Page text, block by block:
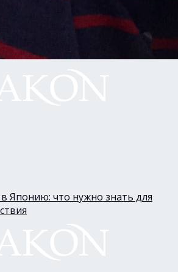
Японию: что нужно знать для